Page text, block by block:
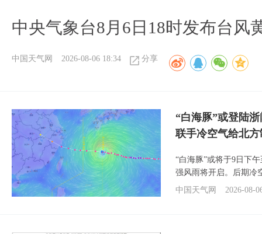
中央气象台8月6日18时发布台风
中国天气网 2026-08-06 18:34 分享
“白海豚”或登陆
联手冷空气给北
“白海豚”或将于9日下
强风雨将开启。后期冷
中国天气网
2026-08-